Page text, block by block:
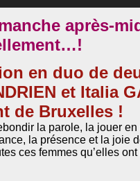
après-
en duo de
et Italia
de Bruxelles !
la parole, la jouer
la présence et la joie
ces femmes qu’elles